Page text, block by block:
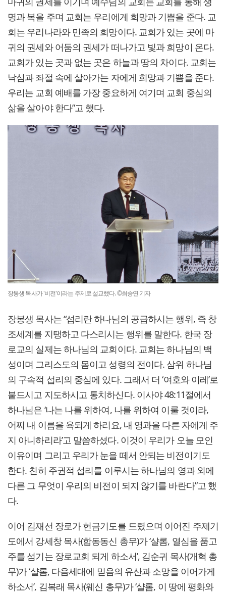
명과 복을 주며 교회는 우리에게 희망과 기쁨을 준다. 교
회는 우리나라와 민족의 희망이다. 교회가 있는 곳에 마
귀의 권세와 어둠의 권세가 떠나가고 빛과 희망이 온다.
교회가 있는 곳과 없는 곳은 하늘과 땅의 차이다. 교회는
낙심과 좌절 속에 살아가는 자에게 희망과 기쁨을 준다.
우리는 교회 예배를 가장 중요하게 여기며 교회 중심의
삶을 살아야 한다”고 했다.
장봉생 목사가 '비전'이라는 주제로 설교했다. ©최승연 기자
장봉생 목사는 “섭리란 하나님의 공급하시는 행위, 즉 창
조세계를 지탱하고 다스리시는 행위를 말한다. 한국 장
로교의 실제는 하나님의 교회이다. 교회는 하나님의 백
성이며 그리스도의 몸이고 성령의 전이다. 삼위 하나님
의 구속적 섭리의 중심에 있다. 그래서 더 ‘여호와 이레’로
붙드시고 지도하시고 통치하신다. 이사야 48:11절에서
하나님은 ‘나는 나를 위하여, 나를 위하여 이룰 것이라,
어찌 내 이름을 욕되게 하리요, 내 영과을 다른 자에게 주
지 아니하리라’고 말씀하셨다. 이것이 우리가 오늘 모인
이유이며 그리고 우리가 눈을 떼서 안되는 비전이기도
한다. 친히 주권적 섭리를 이루시는 하나님의 영과 외에
다른 그 무엇이 우리의 비전이 되지 않기를 바란다”고 했
다.
이어 김재선 장로가 헌금기도를 드렸으며 이어진 주제기
도에서 강세창 목사(합동동신 총무)가 ‘샬롬, 열심을 품고
주를 섬기는 장로교회 되게 하소서’, 김순귀 목사(개혁 총
무)가 ‘샬롬, 다음세대에 믿음의 유산과 소망을 이어가게
하소서’, 김복래 목사(웨신 총무)가 ‘샬롬, 이 땅에 평화와